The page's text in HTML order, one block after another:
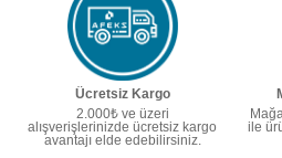
Ücretsiz Kargo
2.000₺ ve üzeri
alışverişlerinizde ücretsiz kargo
avantajı elde edebilirsiniz.
ile